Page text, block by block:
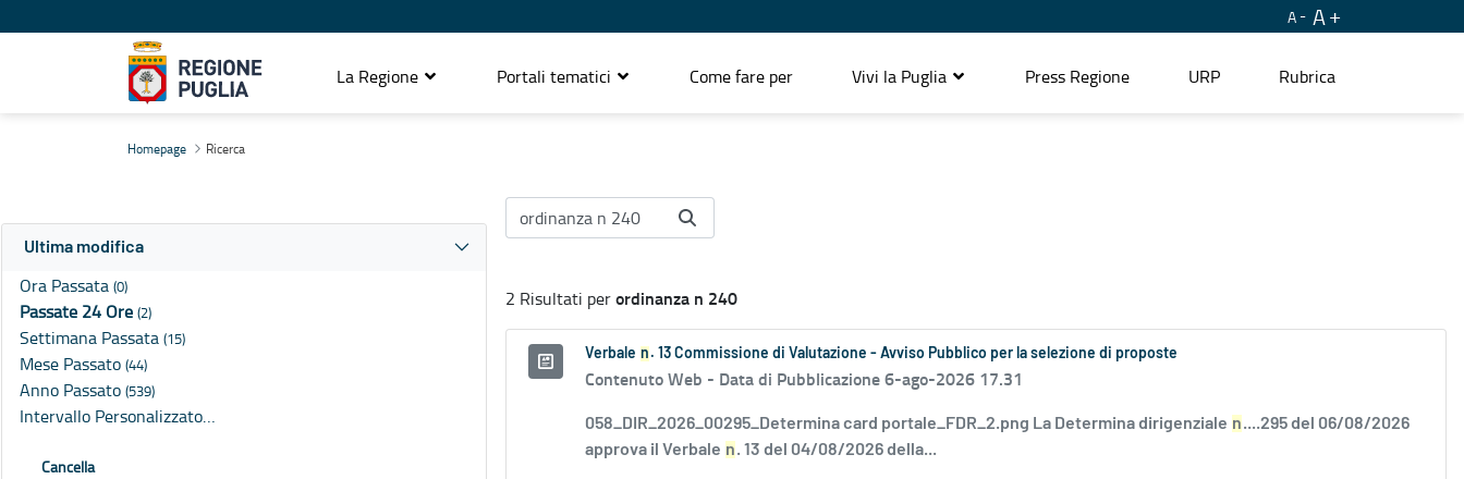
A A
La Regione Portali tematici Come fare per Vivi la Puglia Press Regione URP Rubrica
Homepage Ricerca
Ultima modifica
Ora Passata (0)
Passate 24 Ore (2)
Settimana Passata (15)
Mese Passato (44)
Anno Passato (539)
Intervallo Personalizzato…
Cancella
2 Risultati perordinanza n 240
Verbale n . 13 Commissione di Valutazione - Avviso Pubblico per la selezione di proposte
Contenuto Web - Data di Pubblicazione 6-ago-2026 17.31
058_DIR_2026_00295_Determina card portale_FDR_2.png La Determina dirigenziale n....295 del 06/08/2026
approva il Verbale n. 13 del 04/08/2026 della...